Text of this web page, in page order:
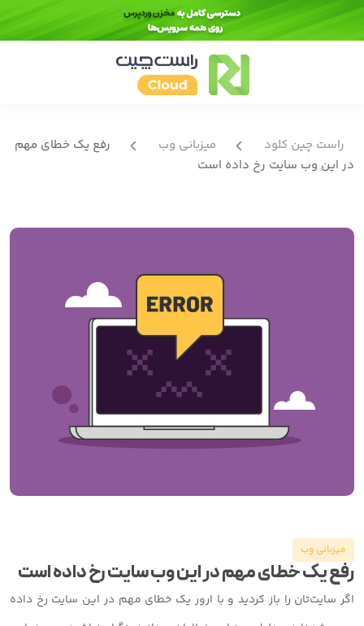
راست چین کلود میزبانی وب
رفع یک خطای مهم
در این وب سایت رخ داده است
میزبانی وب
رفع یک خطای مهم در این وب سایت رخ داده است
اگر سایت‌تان را باز کردید و با ارور یک خطای مهم در این سایت رخ داده